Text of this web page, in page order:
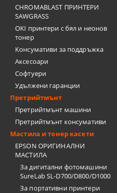
CHROMABLAST ПРИНТЕРИ
SAWGRASS
OKI принтери с бял и неонов
тонер
Консумативи за поддръжка
Аксесоари
Софтуери
Удължени гаранции
Претрийтмънт
Претрийтмънт машини
Претрийтмънт консумативи
Мастила и тонер касети
EPSON ОРИГИНАЛНИ
МАСТИЛА
За дигитални фотомашини
SureLab SL-D700/D800/D1000
За портативни принтери